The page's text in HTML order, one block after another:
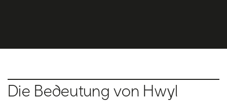
Die Bedeutung von Hwyl